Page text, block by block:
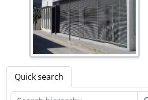
Quick search